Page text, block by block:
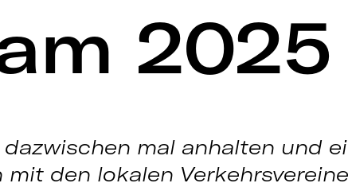
2025
mal anhalten und
mit den lokalen